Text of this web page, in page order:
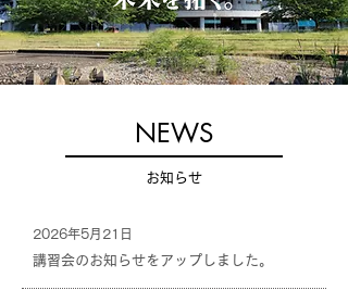
NEWS
お知らせ
2026年5月21日
講習会のお知らせをアップしました。
講習会のお知らせをアップしました。